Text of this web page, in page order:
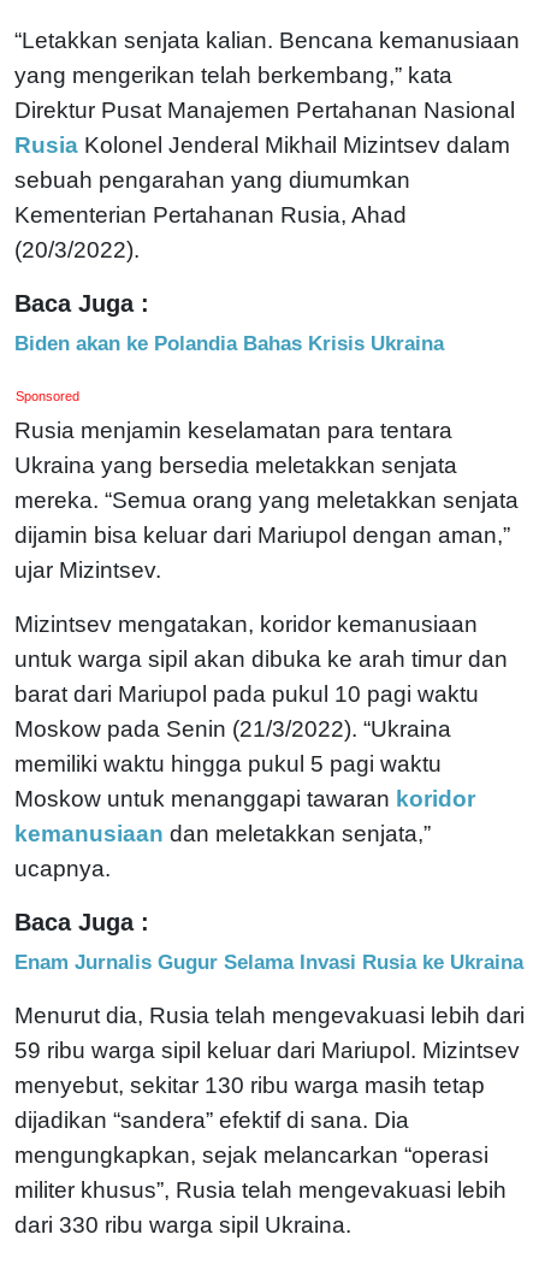
“Letakkan senjata kalian. Bencana kemanusiaan
yang mengerikan telah berkembang,” kata
Direktur Pusat Manajemen Pertahanan Nasional
Rusia Kolonel Jenderal Mikhail Mizintsev dalam
sebuah pengarahan yang diumumkan
Kementerian Pertahanan Rusia, Ahad
(20/3/2022).
Baca Juga :
Biden akan ke Polandia Bahas Krisis Ukraina
Sponsored
Rusia menjamin keselamatan para tentara
Ukraina yang bersedia meletakkan senjata
mereka. “Semua orang yang meletakkan senjata
dijamin bisa keluar dari Mariupol dengan aman,”
ujar Mizintsev.
Mizintsev mengatakan, koridor kemanusiaan
untuk warga sipil akan dibuka ke arah timur dan
barat dari Mariupol pada pukul 10 pagi waktu
Moskow pada Senin (21/3/2022). “Ukraina
memiliki waktu hingga pukul 5 pagi waktu
Moskow untuk menanggapi tawaran koridor
kemanusiaan dan meletakkan senjata,”
ucapnya.
Baca Juga :
Enam Jurnalis Gugur Selama Invasi Rusia ke Ukraina
Menurut dia, Rusia telah mengevakuasi lebih dari
59 ribu warga sipil keluar dari Mariupol. Mizintsev
menyebut, sekitar 130 ribu warga masih tetap
dijadikan “sandera” efektif di sana. Dia
mengungkapkan, sejak melancarkan “operasi
militer khusus”, Rusia telah mengevakuasi lebih
dari 330 ribu warga sipil Ukraina.